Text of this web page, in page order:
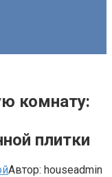
комнату:
плитки
Автор: houseadmin